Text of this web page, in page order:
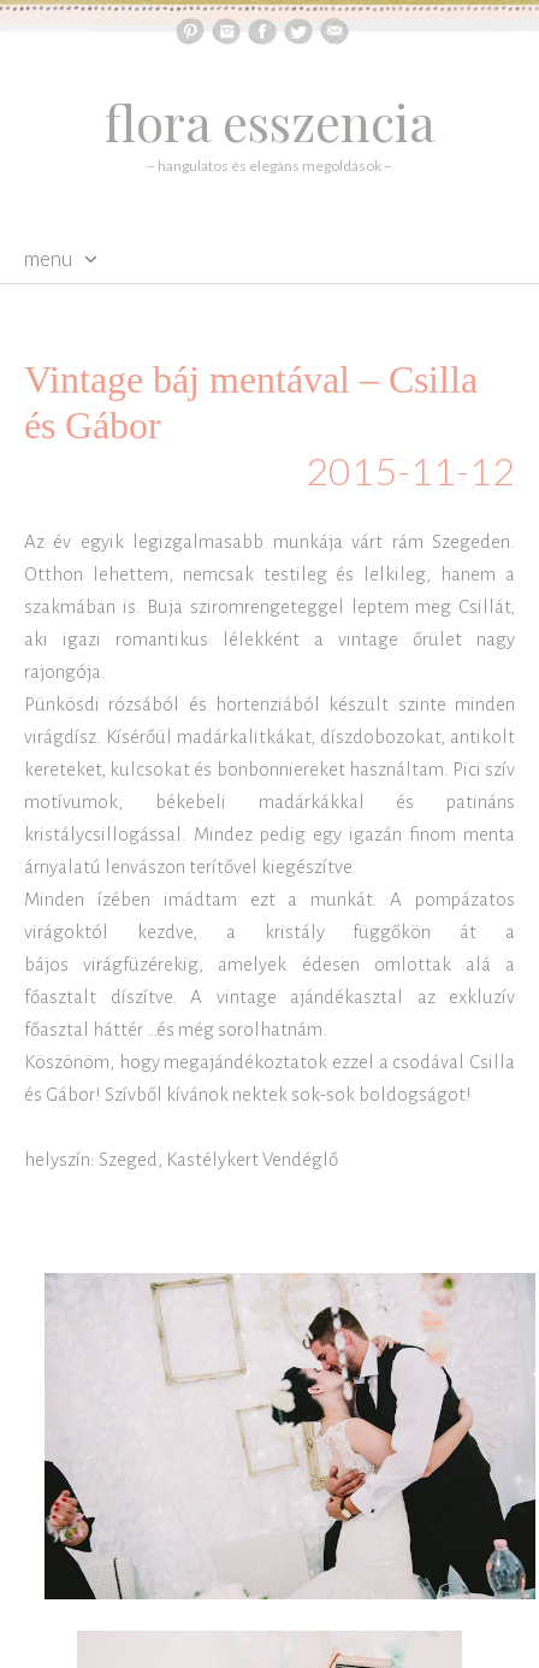
flora esszencia
– hangulatos és elegáns megoldások –
menu
Vintage báj mentával – Csilla
és Gábor
2015-11-12
Az év egyik legizgalmasabb munkája várt rám Szegeden.
Otthon lehettem, nemcsak testileg és lelkileg, hanem a
szakmában is. Buja sziromrengeteggel leptem meg Csillát,
aki igazi romantikus lélekként a vintage őrület nagy
rajongója.
Pünkösdi rózsából és hortenziából készült szinte minden
virágdísz. Kísérőül madárkalitkákat, díszdobozokat, antikolt
kereteket, kulcsokat és bonbonniereket használtam. Pici szív
motívumok, békebeli madárkákkal és patináns
kristálycsillogással. Mindez pedig egy igazán finom menta
árnyalatú lenvászon terítővel kiegészítve.
Minden ízében imádtam ezt a munkát. A pompázatos
virágoktól kezdve, a kristály függőkön át a
bájos virágfüzérekig, amelyek édesen omlottak alá a
főasztalt díszítve. A vintage ajándékasztal az exkluzív
főasztal háttér …és még sorolhatnám.
Köszönöm, hogy megajándékoztatok ezzel a csodával Csilla
és Gábor! Szívből kívánok nektek sok-sok boldogságot!
helyszín: Szeged, Kastélykert Vendéglő